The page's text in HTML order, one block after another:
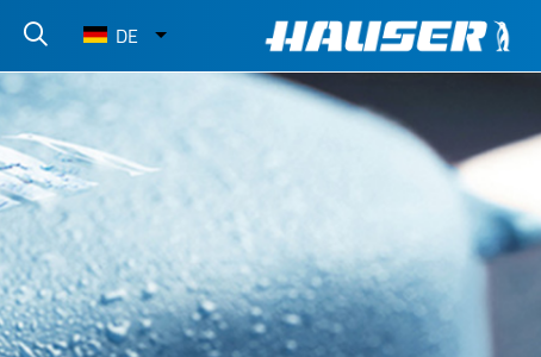
Select
your
language
DE